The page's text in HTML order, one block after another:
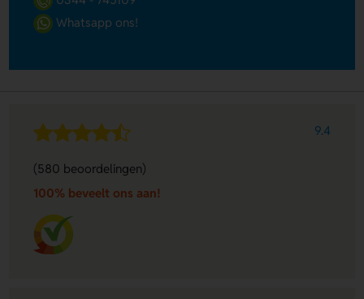
Whatsapp ons!
9.4
(580 beoordelingen)
100% beveelt ons aan!